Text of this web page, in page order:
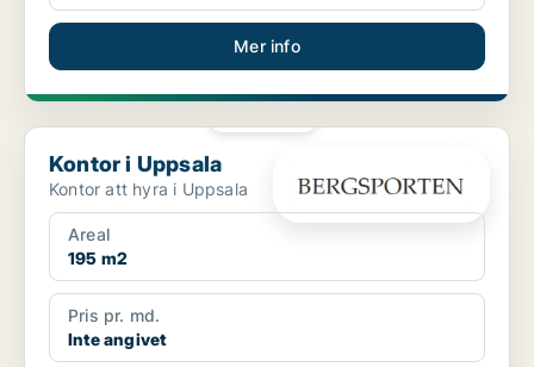
Mer info
Kontor i Uppsala
Kontor i Uppsala
Kontor att hyra i Uppsala
Areal
195 m2
Pris pr. md.
Inte angivet